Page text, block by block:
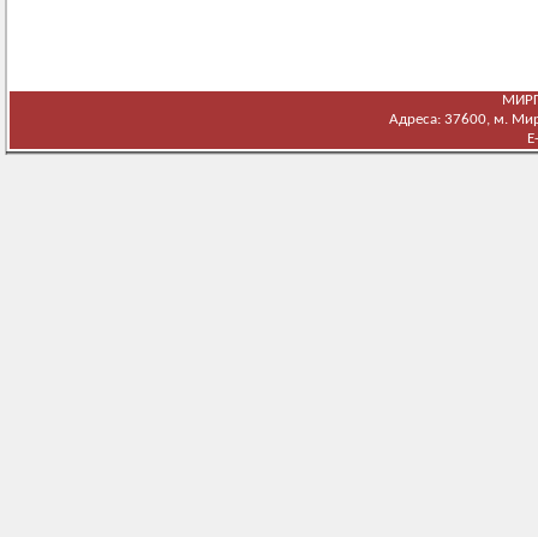
Адреса: 37600, м.